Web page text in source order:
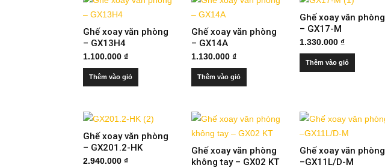
Ghế xoay văn phòng
– GX13H4
1.100.000 ₫
Thêm vào giỏ
Ghế xoay văn phòng
– GX14A
1.130.000 ₫
Thêm vào giỏ
Ghế xoay văn phòng
– GX17-M
1.330.000 ₫
Thêm vào giỏ
Ghế xoay văn phòng
– GX201.2-HK
2.940.000 ₫
Ghế xoay văn phòng
không tay – GX02 KT
Ghế xoay văn phòng
–GX11L/D-M